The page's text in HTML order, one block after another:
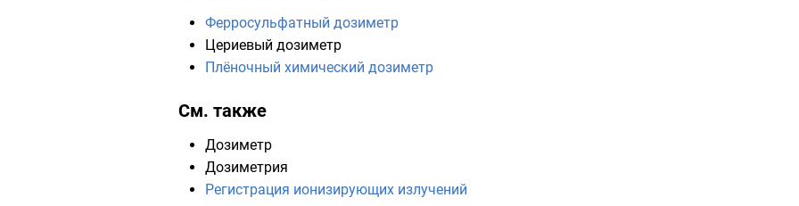
Ферросульфатный дозиметр
Цериевый дозиметр
Плёночный химический дозиметр
См. также
Дозиметр
Дозиметрия
Регистрация ионизирующих излучений